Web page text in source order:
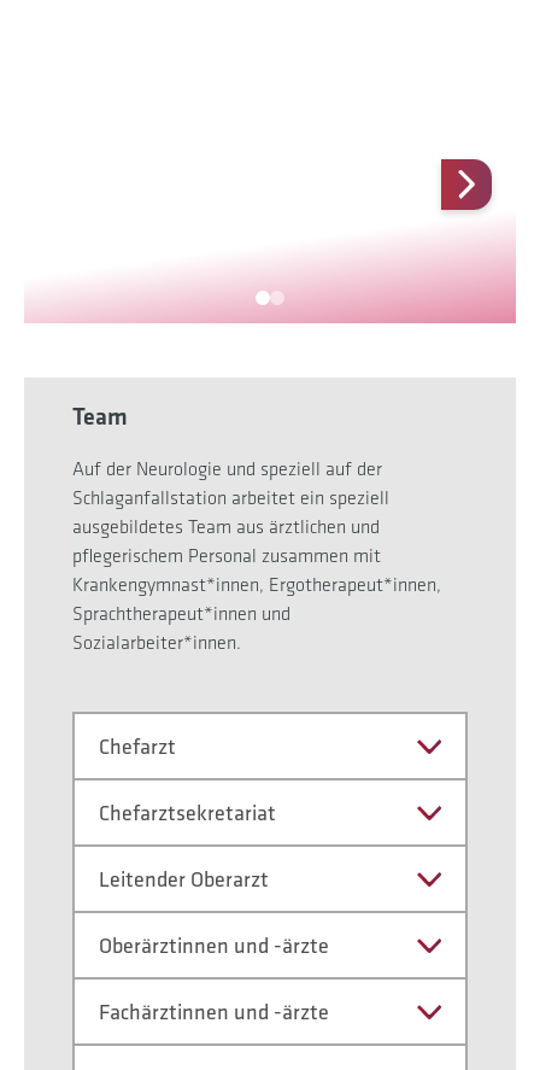
Team
Auf der Neurologie und speziell auf der
Schlaganfallstation arbeitet ein speziell
ausgebildetes Team aus ärztlichen und
pflegerischem Personal zusammen mit
Krankengymnast*innen, Ergotherapeut*innen,
Sprachtherapeut*innen und
Sozialarbeiter*innen.
Chefarzt
Chefarztsekretariat
Leitender Oberarzt
Oberärztinnen und -ärzte
Fachärztinnen und -ärzte